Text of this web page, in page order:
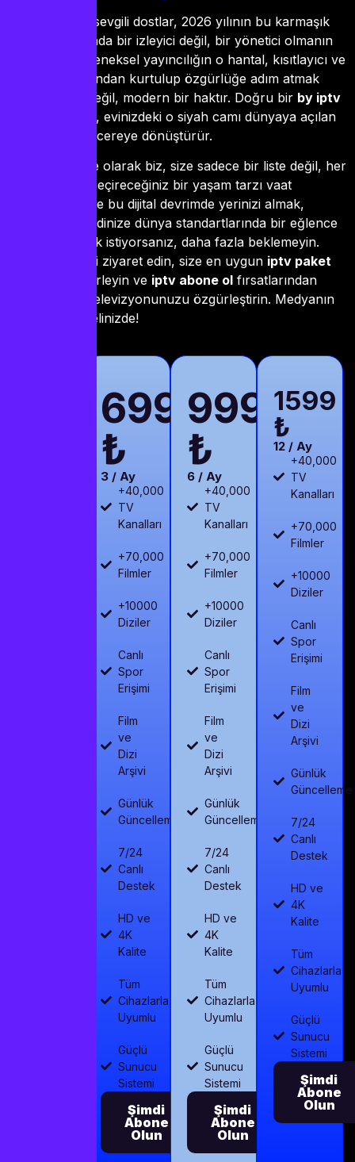
Sonuç olarak sevgili dostlar, 2026 yılının bu karmaşık
medya ortamında bir izleyici değil, bir yönetici olmanın
vakti geldi. Geleneksel yayıncılığın o hantal, kısıtlayıcı ve
pahalı dünyasından kurtulup özgürlüğe adım atmak
artık bir lüks değil, modern bir haktır. Doğru bir by iptv
tercihi, evinizdeki o siyah camı dünyaya açılan
devasa bir pencereye dönüştürür.
iptvsatnal.store olarak biz, size sadece bir liste değil, her
anı dolu dolu geçireceğiniz bir yaşam tarzı vaat
ediyoruz. Siz de bu dijital devrimde yerinizi almak,
ailenize ve kendinize dünya standartlarında bir eğlence
armağan etmek istiyorsanız, daha fazla beklemeyin.
Hemen sitemizi ziyaret edin, size en uygun iptv paket
seçeneğini belirleyin ve iptv abone ol fırsatlarından
yararlanarak televizyonunuzu özgürleştirin. Medyanın
geleceği sizin elinizde!
PAKETİNİZİ
699
₺
3 / Ay
+40,000
TV
Kanalları
+70,000
Filmler
+10000
Diziler
Canlı
Spor
Erişimi
Film
ve
Dizi
Arşivi
Günlük
Güncelleme
7/24
Canlı
Destek
HD ve
4K
Kalite
Tüm
Cihazlarla
Uyumlu
Güçlü
Sunucu
Sistemi
Şimdi
Abone
Olun
999
₺
6 / Ay
+40,000
TV
Kanalları
+70,000
Filmler
+10000
Diziler
Canlı
Spor
Erişimi
Film
ve
Dizi
Arşivi
Günlük
Güncelleme
7/24
Canlı
Destek
HD ve
4K
Kalite
Tüm
Cihazlarla
Uyumlu
Güçlü
Sunucu
Sistemi
Şimdi
Abone
Olun
1599
₺
12 / Ay
+40,000
TV
Kanalları
+70,000
Filmler
+10000
Diziler
Canlı
Spor
Erişimi
Film
ve
Dizi
Arşivi
Günlük
Güncelleme
7/24
Canlı
Destek
HD ve
4K
Kalite
Tüm
Cihazlarla
Uyumlu
Güçlü
Sunucu
Sistemi
Şimdi
Abone
Olun